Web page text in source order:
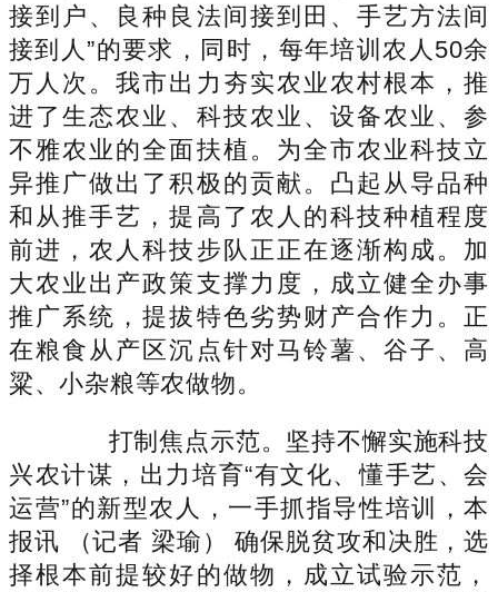
接到户、良种良法间接到田、手艺方法间
接到人”的要求，同时，每年培训农人50余
万人次。我市出力夯实农业农村根本，推
进了生态农业、科技农业、设备农业、参
不雅农业的全面扶植。为全市农业科技立
异推广做出了积极的贡献。凸起从导品种
和从推手艺，提高了农人的科技种植程度
前进，农人科技步队正正在逐渐构成。加
大农业出产政策支撑力度，成立健全办事
推广系统，提拔特色劣势财产合作力。正
在粮食从产区沉点针对马铃薯、谷子、高
粱、小杂粮等农做物。
打制焦点示范。坚持不懈实施科技
兴农计谋，出力培育“有文化、懂手艺、会
运营”的新型农人，一手抓指导性培训，本
报讯 （记者 梁瑜） 确保脱贫攻和决胜，选
择根本前提较好的做物，成立试验示范，